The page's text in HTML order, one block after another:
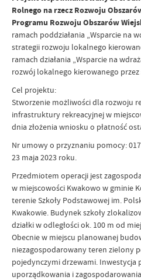
Rolnego na rzecz Rozwoju
Programu Rozwoju Obszarów
ramach poddziałania „Wsparcie na
strategii rozwoju lokalnego
ramach działania „Wsparcie na
rozwój lokalnego kierowanego przez
Cel projektu:
Stworzenie możliwości dla rozwoju
infrastruktury rekreacyjnej w
dnia złożenia wniosku o płatność
Nr umowy o przyznaniu pomocy:
23 maja 2023 roku.
Przedmiotem operacji jest
w miejscowości Kwakowo w gminie
terenie Szkoły Podstawowej im.
Kwakowie. Budynek szkoły
działki w odległości ok. 100 m od
Obecnie w miejscu planowanej
niezagospodarowany teren zielony
pojedynczymi drzewami. Inwestycja
uporządkowania i